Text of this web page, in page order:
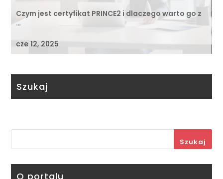
Czym jest certyfikat PRINCE2 i dlaczego warto go z
…
cze 12, 2025
Szukaj
Szukaj
O portalu